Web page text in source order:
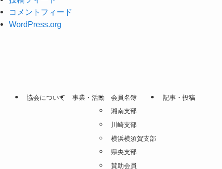
コメントフィード
WordPress.org
協会について 事業・活動
会員名簿
湘南支部
川崎支部
横浜横須賀支部
県央支部
賛助会員
記事・投稿